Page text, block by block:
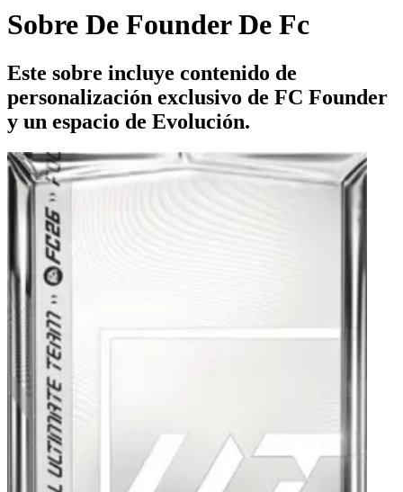
Sobre De Founder De Fc
Este sobre incluye contenido de
personalización exclusivo de FC Founder
y un espacio de Evolución.